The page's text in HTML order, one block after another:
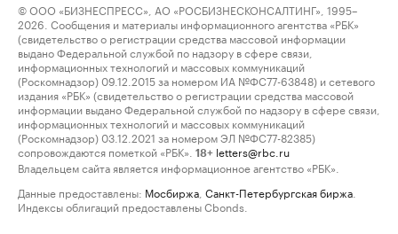
© ООО «БИЗНЕСПРЕСС», АО «РОСБИЗНЕСКОНСАЛТИНГ», 1995–
2026. Сообщения и материалы информационного агентства «РБК»
(свидетельство о регистрации средства массовой информации
выдано Федеральной службой по надзору в сфере связи,
информационных технологий и массовых коммуникаций
(Роскомнадзор) 09.12.2015 за номером ИА №ФС77-63848) и сетевого
издания «РБК» (свидетельство о регистрации средства массовой
информации выдано Федеральной службой по надзору в сфере связи,
информационных технологий и массовых коммуникаций
(Роскомнадзор) 03.12.2021 за номером ЭЛ №ФС77-82385)
сопровождаются пометкой «РБК».
18+ letters@rbc.ru
Владельцем сайта является информационное агентство «РБК».
Данные предоставлены: Мосбиржа Санкт-Петербургская биржа
Индексы облигаций предоставлены Cbonds.